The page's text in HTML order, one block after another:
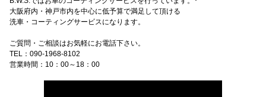
大阪府内・神戸市内を中心に低予算で満足して頂ける
洗車・コーティングサービスになります。
ご質問・ご相談はお気軽にお電話下さい。
TEL：090-1968-8102
営業時間：10：00～18：00